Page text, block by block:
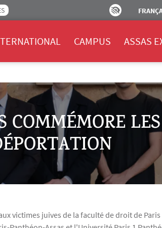
CAMPUS ASSAS
COMMÉMORE LES
victimes juives de la faculté de droit de Paris